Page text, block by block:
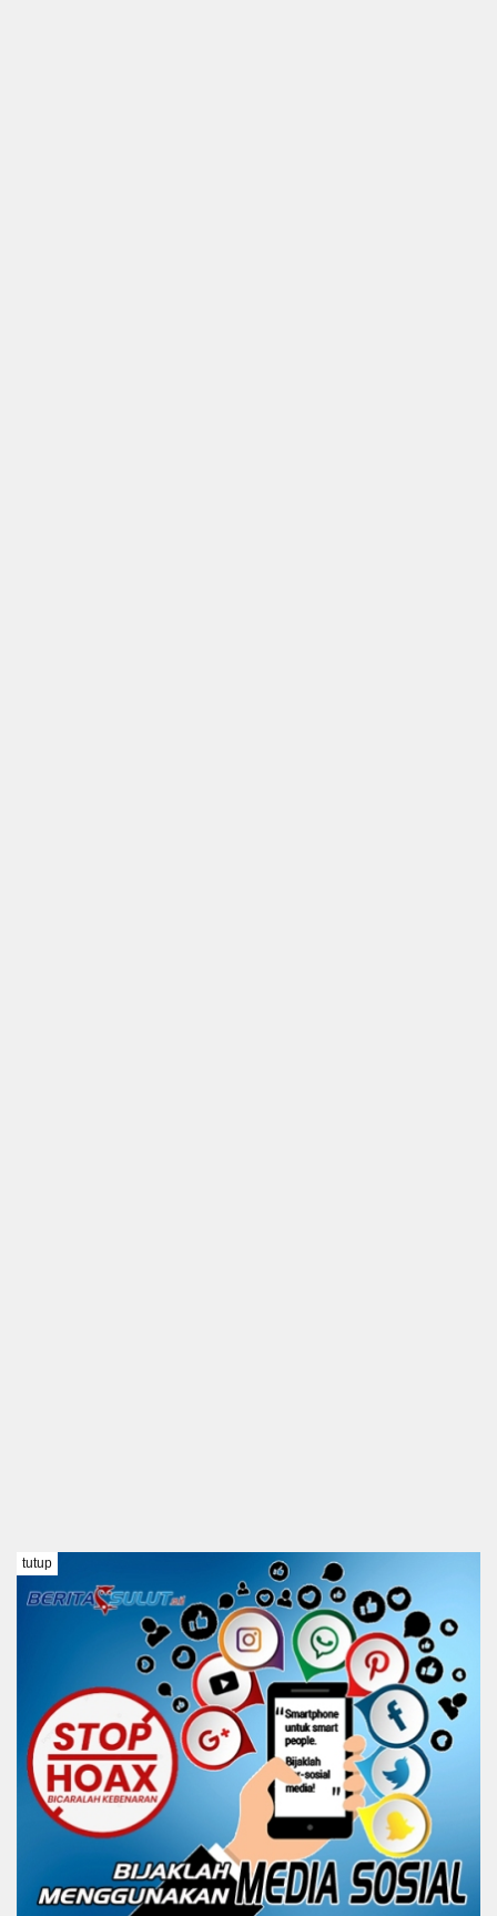
TENTANG KAMI REDAKSI
DISCLAIMER
PEDOMAN MEDIA SIBER
KODE ETIK
Copyright @ 2021 BERITA SULUT #BeritaTanpaBatas
tutup